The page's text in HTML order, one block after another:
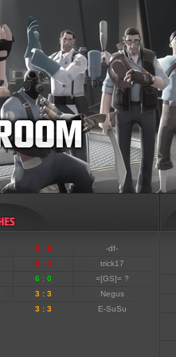
0 : 6
-df-
0 : 3
trick17
6 : 0
=[GS]= ?
3 : 3
Negus
3 : 3 E-SuSu